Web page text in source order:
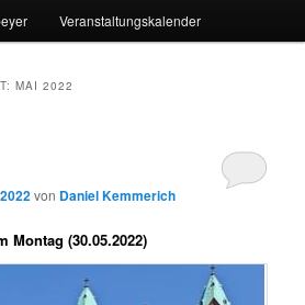
Veranstaltungskalender
MAI 2022
von Daniel Kemmerich
Montag (30.05.2022)